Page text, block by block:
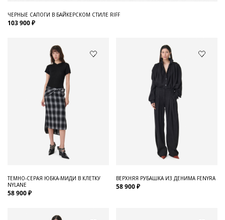
ЧЕРНЫЕ САПОГИ В БАЙКЕРСКОМ СТИЛЕ RIFF
103 900 ₽
ТЕМНО-СЕРАЯ ЮБКА-МИДИ В КЛЕТКУ
NYLANE
58 900 ₽
ВЕРХНЯЯ РУБАШКА ИЗ ДЕНИМА FENYRA
58 900 ₽